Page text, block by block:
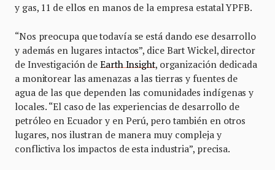
y gas, 11 de ellos en manos de la empresa estatal YPFB.
“Nos preocupa que todavía se está dando ese desarrollo
y además en lugares intactos”, dice Bart Wickel, director
de Investigación deEarth Insight, organización dedicada
a monitorear las amenazas a las tierras y fuentes de
agua de las que dependen las comunidades indígenas y
locales. “El caso de las experiencias de desarrollo de
petróleo en Ecuador y en Perú, pero también en otros
lugares, nos ilustran de manera muy compleja y
conflictiva los impactos de esta industria”, precisa.